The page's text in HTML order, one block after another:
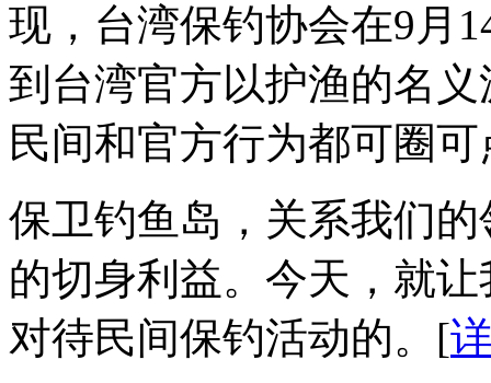
现，台湾保钓协会在9月
到台湾官方以护渔的名
民间和官方行为都可圈可
保卫钓鱼岛，关系我们
的切身利益。今天，就
对待民间保钓活动的。 [